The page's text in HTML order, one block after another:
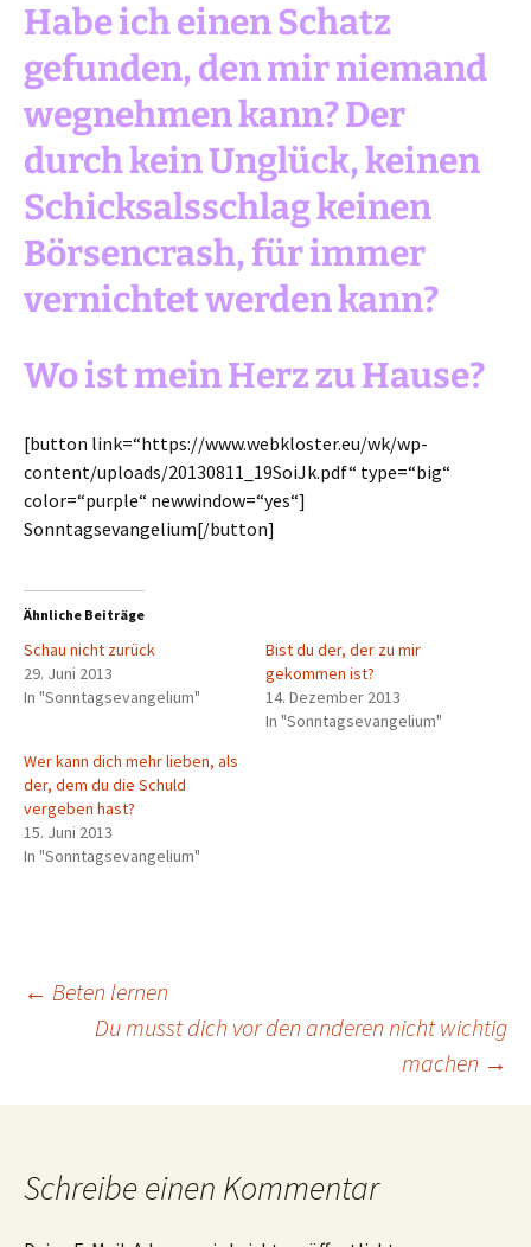
Habe ich einen Schatz
gefunden, den mir niemand
wegnehmen kann? Der
durch kein Unglück, keinen
Schicksalsschlag keinen
Börsencrash, für immer
vernichtet werden kann?
Wo ist mein Herz zu Hause?
[button link=“https://www.webkloster.eu/wk/wp-
content/uploads/20130811_19SoiJk.pdf“ type=“big“
color=“purple“ newwindow=“yes“]
Sonntagsevangelium[/button]
Ähnliche Beiträge
Schau nicht zurück
29. Juni 2013
In "Sonntagsevangelium"
Bist du der, der zu mir
gekommen ist?
14. Dezember 2013
In "Sonntagsevangelium"
Wer kann dich mehr lieben, als
der, dem du die Schuld
vergeben hast?
15. Juni 2013
In "Sonntagsevangelium"
Beitragsnavigation
← Beten lernen
Du musst dich vor den anderen nicht wichtig
machen →
Schreibe einen Kommentar